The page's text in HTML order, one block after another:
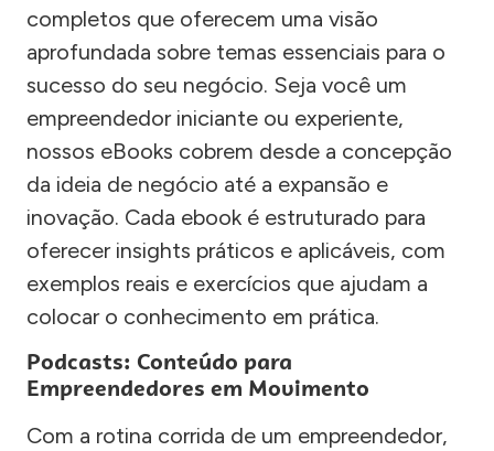
completos que oferecem uma visão
aprofundada sobre temas essenciais para o
sucesso do seu negócio. Seja você um
empreendedor iniciante ou experiente,
nossos eBooks cobrem desde a concepção
da ideia de negócio até a expansão e
inovação. Cada ebook é estruturado para
oferecer insights práticos e aplicáveis, com
exemplos reais e exercícios que ajudam a
colocar o conhecimento em prática.
Podcasts: Conteúdo para
Empreendedores em Movimento
Com a rotina corrida de um empreendedor,